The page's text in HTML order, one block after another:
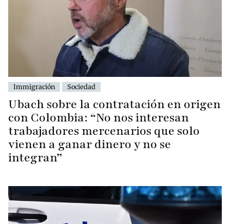
Immigración Sociedad
Ubach sobre la contratación en origen
con Colombia: “No nos interesan
trabajadores mercenarios que solo
vienen a ganar dinero y no se
integran”